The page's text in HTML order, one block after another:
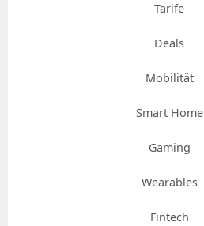
Tarife
Deals
Mobilität
Smart Home
Gaming
Wearables
Fintech